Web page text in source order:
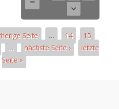
Seite … 14
15
… nächste Seite ›
letzte
Seite »